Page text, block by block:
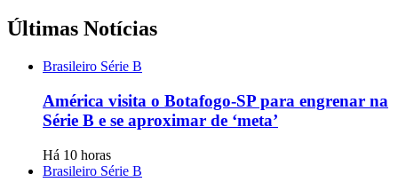
Últimas Notícias
Brasileiro Série B
América visita o Botafogo-SP para engrenar na
Série B e se aproximar de ‘meta’
Há 10 horas
Brasileiro Série B